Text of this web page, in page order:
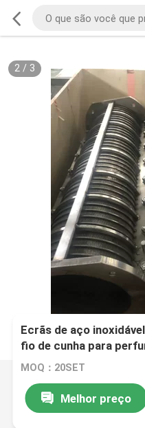
2/ 3
Ecrãs de aço
fio de cunha para
MOQ：20SET
Melhor preço